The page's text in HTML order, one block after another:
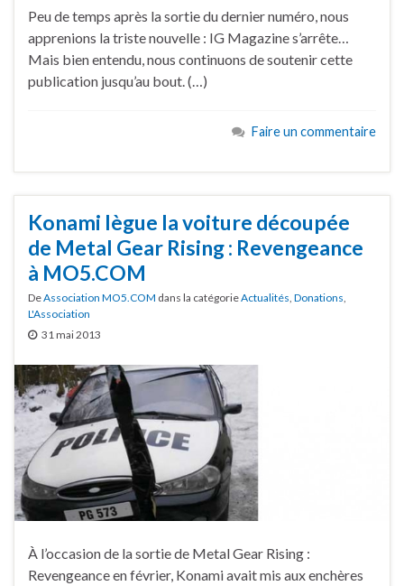
Peu de temps après la sortie du dernier numéro, nous
apprenions la triste nouvelle : IG Magazine s’arrête…
Mais bien entendu, nous continuons de soutenir cette
publication jusqu’au bout. (…)
Faire un commentaire
Konami lègue la voiture découpée
de Metal Gear Rising : Revengeance
à MO5.COM
DeAssociation MO5.COM dans la catégorieActualités, Donations,
L'Association
31 mai 2013
À l’occasion de la sortie de Metal Gear Rising :
Revengeance en février, Konami avait mis aux enchères